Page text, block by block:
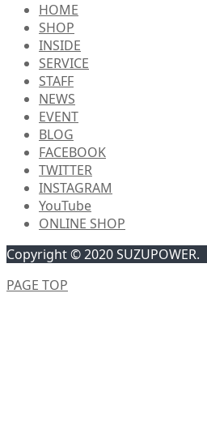
HOME
SHOP
INSIDE
SERVICE
STAFF
NEWS
EVENT
BLOG
FACEBOOK
TWITTER
INSTAGRAM
YouTube
ONLINE SHOP
Copyright © 2020 SUZUPOWER.
PAGE TOP